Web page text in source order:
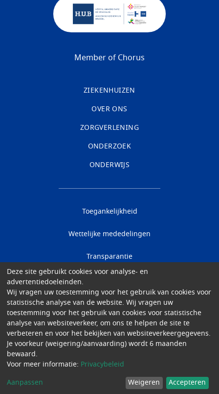
Member of Chorus
ZIEKENHUIZEN
OVER ONS
ZORGVERLENING
ONDERZOEK
ONDERWIJS
Toegankelijkheid
Wettelijke mededelingen
Transparantie
Cookies
Gender Equality
Deze site gebruikt cookies voor analyse- en
advertentiedoeleinden.
Wij vragen uw toestemming voor het gebruik van cookies voor
statistische analyse van de website. Wij vragen uw
toestemming voor het gebruik van cookies voor statistische
analyse van websiteverkeer, om ons te helpen de site te
verbeteren en voor het bekijken van websiteverkeergegevens.
Je voorkeur (weigering/aanvaarding) wordt 6 maanden
bewaard.
Voor meer informatie: Privacybeleid
Aanpassen Weigeren Accepteren